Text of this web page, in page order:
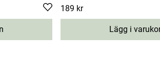
Pris :189 kr
189 kr
Lägg i